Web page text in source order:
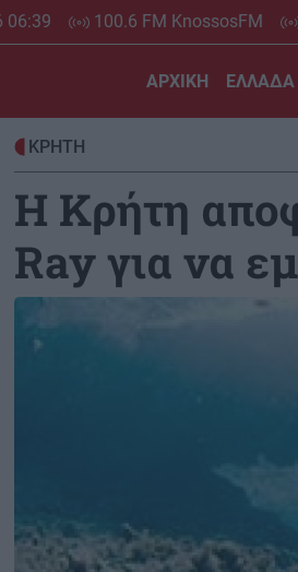
06:39 100.6 FM KnossosFM
ΑΡΧΙΚΗ ΕΛΛΑΔΑ
ΚΡΗΤΗ
H Κρήτη
Ray για να